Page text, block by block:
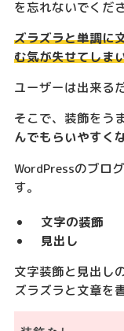
を忘れないでくだ
ズラズラと単調に
む気が失せてしま
ユーザーは出来る
そこで、装飾をう
んでもらいやすく
WordPressのブロ
す。
文字の装飾
見出し
文字装飾と見出し
ズラズラと文章を